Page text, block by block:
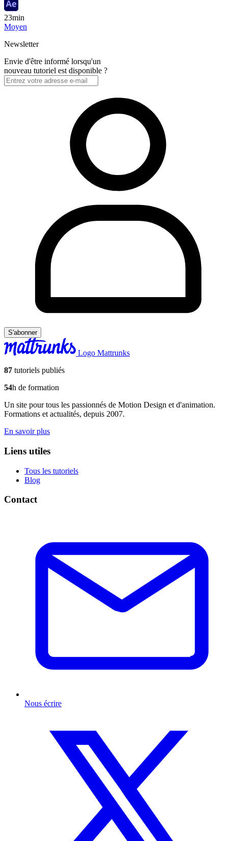
23min
Moyen
Newsletter
Envie d'être informé lorsqu'un
nouveau tutoriel est disponible ?
S'abonner
Logo Mattrunks
87 tutoriels publiés
54h de formation
Un site pour tous les passionnés de Motion Design et d'animation.
Formations et actualités, depuis 2007.
En savoir plus
Liens utiles
Tous les tutoriels
Blog
Contact
Nous écrire